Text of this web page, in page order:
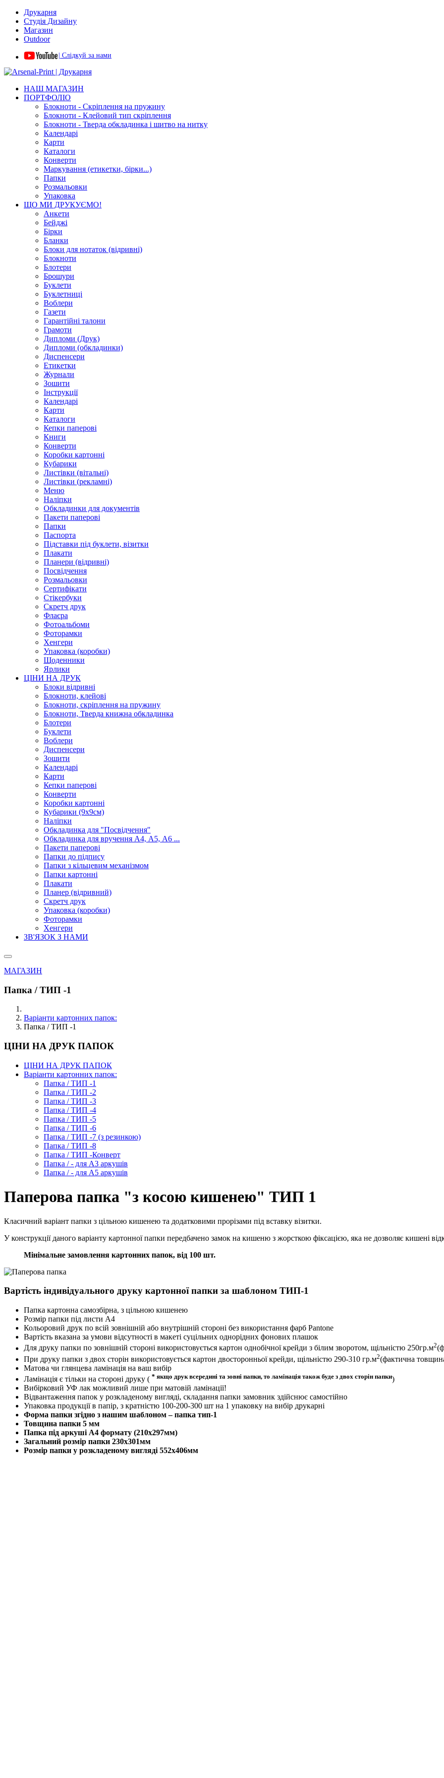
Друкарня
Студія Дизайну
Магазин
Outdoor
| Слідкуй за нами
НАШ МАГАЗИН
ПОРТФОЛІО
Блокноти - Скріплення на пружину
Блокноти - Клейовий тип скріплення
Блокноти - Тверда обкладинка і шитво на нитку
Календарі
Карти
Каталоги
Конверти
Маркування (етикетки, бірки...)
Папки
Розмальовки
Упаковка
ЩО МИ ДРУКУЄМО!
Анкети
Бейджі
Бірки
Бланки
Блоки для нотаток (відривні)
Блокноти
Блотери
Брошури
Буклети
Буклетниці
Воблери
Газети
Гарантійні талони
Грамоти
Дипломи (Друк)
Дипломи (обкладинки)
Диспенсери
Етикетки
Журнали
Зошити
Інструкції
Календарі
Карти
Каталоги
Кепки паперові
Книги
Конверти
Коробки картонні
Кубарики
Листівки (вітальні)
Листівки (рекламні)
Меню
Наліпки
Обкладинки для документів
Пакети паперові
Папки
Паспорта
Підставки під буклети, візитки
Плакати
Планери (відривні)
Посвідчення
Розмальовки
Сертифікати
Стікербуки
Скретч друк
Флаєра
Фотоальбоми
Фоторамки
Хенгери
Упаковка (коробки)
Щоденники
Ярлики
ЦІНИ НА ДРУК
Блоки відривні
Блокноти, клейові
Блокноти, скріплення на пружину
Блокноти, Тверда книжна обкладинка
Блотери
Буклети
Воблери
Диспенсери
Зошити
Календарі
Карти
Кепки паперові
Конверти
Коробки картонні
Кубарики (9х9см)
Наліпки
Обкладинка для "Посвідчення"
Обкладинка для вручення А4, А5, А6 ...
Пакети паперові
Папки до підпису
Папки з кільцевим механізмом
Папки картонні
Плакати
Планер (відривний)
Скретч друк
Упаковка (коробки)
Фоторамки
Хенгери
ЗВ'ЯЗОК З НАМИ
МАГАЗИН
Папка / ТИП -1
Варіанти картонних папок:
Папка / ТИП -1
ЦІНИ НА ДРУК ПАПОК
ЦІНИ НА ДРУК ПАПОК
Варіанти картонних папок:
Папка / ТИП -1
Папка / ТИП -2
Папка / ТИП -3
Папка / ТИП -4
Папка / ТИП -5
Папка / ТИП -6
Папка / ТИП -7 (з резинкою)
Папка / ТИП -8
Папка / ТИП -Конверт
Папка / - для А3 аркушів
Папка / - для А5 аркушів
Паперова папка "з косою кишенею" ТИП 1
Класичний варіант папки з цільною кишенею та додатковими прорізами під вставку візитки.
У конструкції даного варіанту картонної папки передбачено замок на кишеню з жорсткою фіксацією, яка не дозволяє кишені
Мінімальне замовлення картонних папок, від 100 шт.
Вартість індивідуального друку картонної папки за шаблоном ТИП-1
Папка картонна самозбірна, з цільною кишенею
Розмір папки під листи А4
Кольоровий друк по всій зовнішній або внутрішній стороні без використання фарб Pantone
Вартість вказана за умови відсутності в макеті суцільних однорідних фонових плашок
Для друку папки по зовнішній стороні використовується картон однобічної крейди з білим зворотом, щільністю 250гр.м2
При друку папки з двох сторін використовується картон двосторонньої крейди, щільністю 290-310 гр.м2(фактична
Матова чи глянцева ламінація на ваш вибір
Ламінація є тільки на стороні друку ( * якщо друк всередині та зовні папки, то ламінація також буде з двох сторін папки)
Вибірковий УФ лак можливий лише при матовій ламінації!
Відвантаження папок у розкладеному вигляді, складання папки замовник здійснює самостійно
Упаковка продукції в папір, з кратністю 100-200-300 шт на 1 упаковку на вибір друкарні
Форма папки згідно з нашим шаблоном – папка тип-1
Товщина папки 5 мм
Папка під аркуші А4 формату (210х297мм)
Загальний розмір папки 230х301мм
Розмір папки у розкладеному вигляді 552х406мм